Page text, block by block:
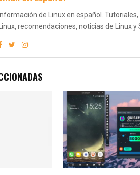
Información de Linux en español.
Linux, recomendaciones, noticias de Linux y